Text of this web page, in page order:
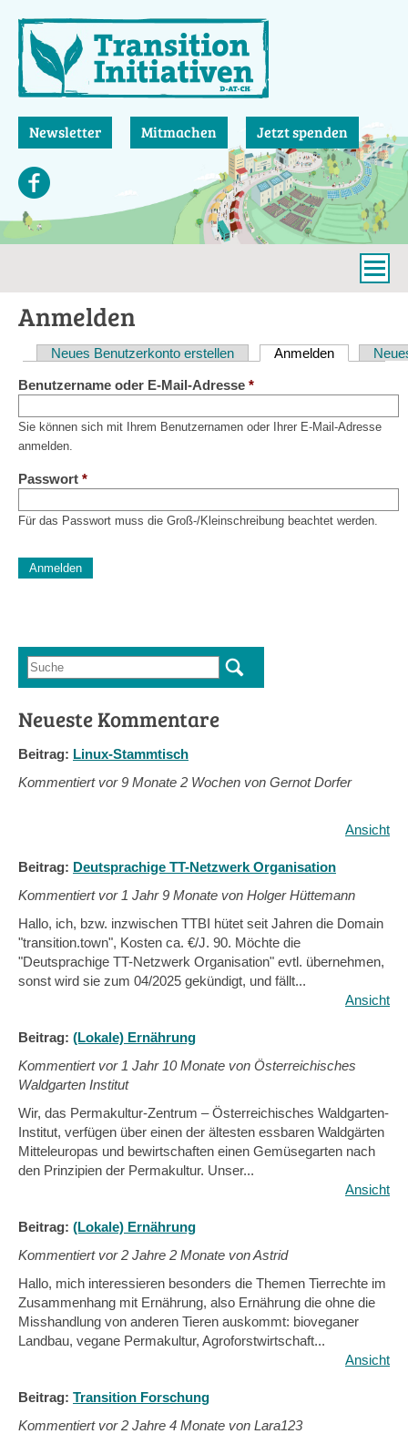
zum
Inhalt
Newsletter Mitmachen Jetzt spenden
Anmelden
Haupt-
Reiter
Neues Benutzerkonto erstellen Anmelden(aktiver
Benutzername oder E-Mail-Adresse *
Sie können sich mit Ihrem Benutzernamen oder Ihrer E-Mail-Adresse
anmelden.
Passwort *
Für das Passwort muss die Groß-/Kleinschreibung beachtet werden.
Diese Sicherheitsfrage überprüft, ob Sie ein menschlicher
Suchformular
Suche
Neueste Kommentare
Beitrag: Linux-Stammtisch
Kommentiert vor9 Monate 2 Wochen von Gernot Dorfer
Ansicht
Beitrag: Deutsprachige TT-Netzwerk Organisation
Kommentiert vor 1 Jahr 9 Monate von Holger Hüttemann
Hallo, ich, bzw. inzwischen TTBI hütet seit Jahren die Domain
"transition.town", Kosten ca. €/J. 90. Möchte die
"Deutsprachige TT-Netzwerk Organisation" evtl. übernehmen,
sonst wird sie zum 04/2025 gekündigt, und fällt...
Ansicht
Beitrag: (Lokale) Ernährung
Kommentiert vor 1 Jahr 10 Monate von Österreichisches
Waldgarten Institut
Wir, das Permakultur-Zentrum – Österreichisches Waldgarten-
Institut, verfügen über einen der ältesten essbaren Waldgärten
Mitteleuropas und bewirtschaften einen Gemüsegarten nach
den Prinzipien der Permakultur. Unser...
Ansicht
Beitrag: (Lokale) Ernährung
Kommentiert vor2 Jahre 2 Monate von Astrid
Hallo, mich interessieren besonders die Themen Tierrechte im
Zusammenhang mit Ernährung, also Ernährung die ohne die
Misshandlung von anderen Tieren auskommt: bioveganer
Landbau, vegane Permakultur, Agroforstwirtschaft...
Ansicht
Beitrag: Transition Forschung
Kommentiert vor2 Jahre 4 Monate von Lara123